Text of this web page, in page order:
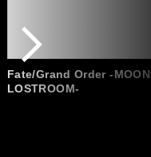
Fate/Grand Order -
LOSTROOM-